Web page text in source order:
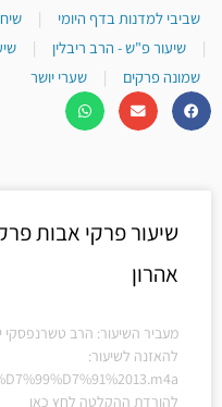
שביבי למדנות בדף היומי
|
|
שיעור פ"ש - הרב ריבלין |
שמונה פרקים
| שערי יושר
שיעור פרקי אבות
אהרון
מעביר השיעור: הרב טשרנפסקי
להאזנה לשיעור:
להורדת ההקלטה לחץ כאן